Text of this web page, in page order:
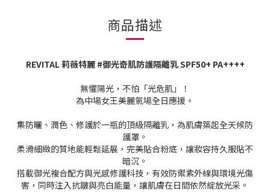
商品描述
REVITAL 莉薇特麗 #御光奇肌防護隔離乳 SPF50+ PA++++
無懼陽光，不怕「光危肌」！
為中場女王美麗氣場全日應援。
集防曬、潤色、修護於一瓶的頂級隔離乳，為肌膚築起全天候防
護罩。
柔滑細緻的質地能輕鬆延展，完美貼合粉底，讓妝容持久服貼不
暗沉。
搭載御光複合配方與光感修護科技，有效防禦紫外線與環境光傷
害，同時注入抗皺與亮白能量，讓肌膚在日間依然綻放光采。